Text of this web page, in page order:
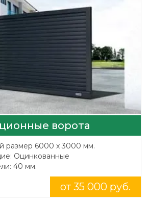
ворота
размер 6000 x 3000 мм.
Оцинкованные
40 мм.
от 35 000 руб.